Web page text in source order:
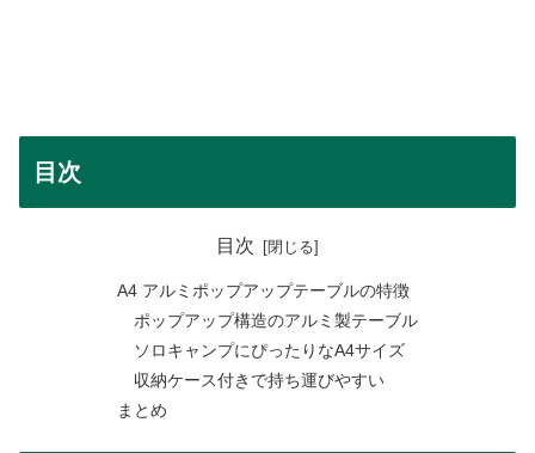
目次
目次
A4 アルミポップアップテーブルの特徴
ポップアップ構造のアルミ製テーブル
ソロキャンプにぴったりなA4サイズ
収納ケース付きで持ち運びやすい
まとめ